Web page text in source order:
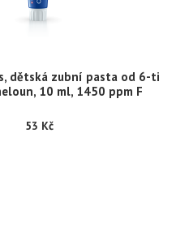
dětská zubní pasta od 6-ti
10 ml, 1450 ppm F
53 Kč